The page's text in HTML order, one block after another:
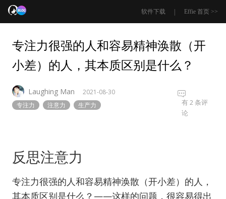
软件下载 | Effie 首页 >>
专注力很强的人和容易精神涣散（开
小差）的人，其本质区别是什么？
Laughing Man
2021-08-30
专注力
注意力 生产力
专
注
和
容
易
有 2 条评
论
反思注意力
专注力很强的人和容易精神涣散（开小差）的人，
其本质区别是什么？——这样的问题，很容易得出